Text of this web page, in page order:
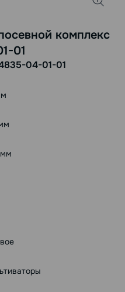
комплекс
01
04-01-01